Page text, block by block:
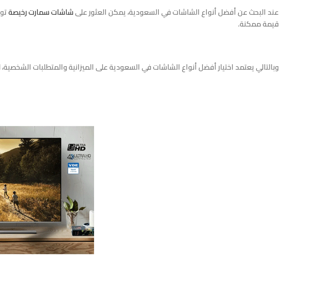
عند البحث عن أفضل أنواع الشاشات في السعودية، يمكن العثور علىشاشات سمارت رخيصة
قيمة ممكنة.
وبالتالي يعتمد اختيار أفضل أنواع الشاشات في السعودية على الميزانية والمتطلبات